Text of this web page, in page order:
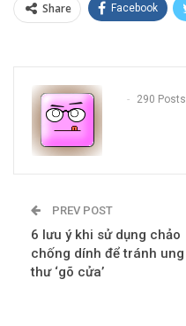
Share Facebook
290 Posts
PREV POST
6 lưu ý khi sử dụng chảo
chống dính để tránh ung
thư ‘gõ cửa’